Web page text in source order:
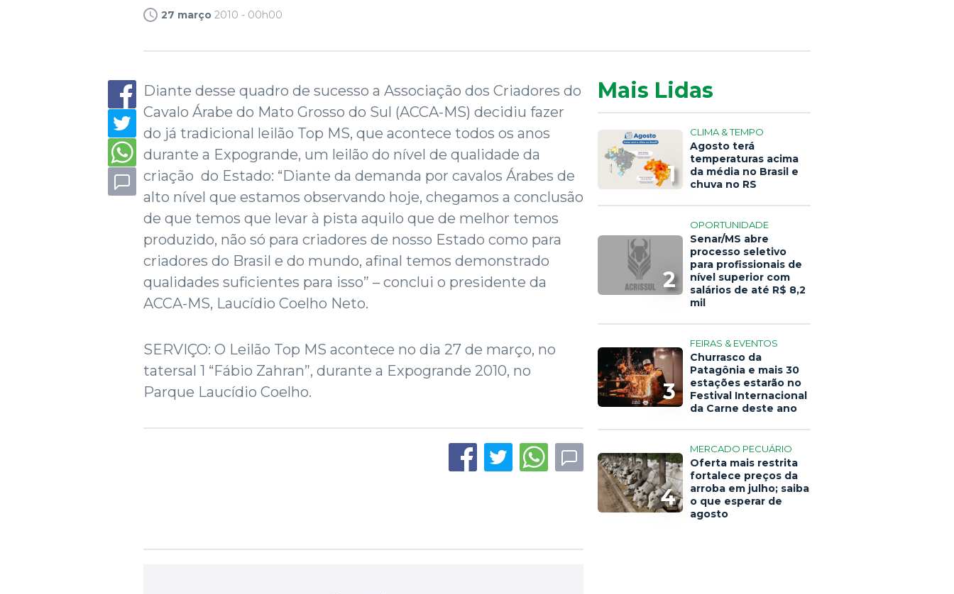
27 março 2010 - 00h00
Diante desse quadro de sucesso a Associação dos Criadores do
Cavalo Árabe do Mato Grosso do Sul (ACCA-MS) decidiu fazer
do já tradicional leilão Top MS, que acontece todos os anos
durante a Expogrande, um leilão do nível de qualidade da
criação do Estado: “Diante da demanda por cavalos Árabes de
alto nível que estamos observando hoje, chegamos a conclusão
de que temos que levar à pista aquilo que de melhor temos
produzido, não só para criadores de nosso Estado como para
criadores do Brasil e do mundo, afinal temos demonstrado
qualidades suficientes para isso” – conclui o presidente da
ACCA-MS, Laucídio Coelho Neto.
SERVIÇO: O Leilão Top MS acontece no dia 27 de março, no
tatersal 1 “Fábio Zahran”, durante a Expogrande 2010, no
Parque Laucídio Coelho.
Mais Lidas
1
CLIMA & TEMPO
Agosto terá
temperaturas acima
da média no Brasil e
chuva no RS
2
OPORTUNIDADE
Senar/MS abre
processo seletivo
para profissionais de
nível superior com
salários de até R$ 8,2
mil
3
FEIRAS & EVENTOS
Churrasco da
Patagônia e mais 30
estações estarão no
Festival Internacional
da Carne deste ano
4
MERCADO PECUÁRIO
Oferta mais restrita
fortalece preços da
arroba em julho; saiba
o que esperar de
agosto